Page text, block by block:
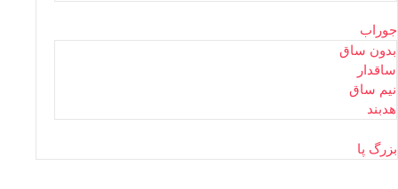
جوراب
بدون ساق
ساقدار
نیم ساق
هدبند
بزرگ پا